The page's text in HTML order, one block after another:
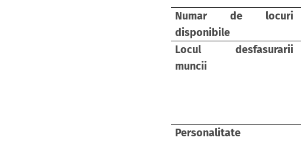
Numar de locuri
disponibile
Locul desfasurarii
muncii
Personalitate